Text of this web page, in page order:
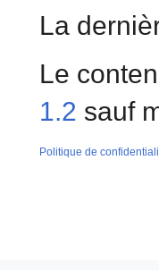
La
Le
1.2 sauf
Politique de